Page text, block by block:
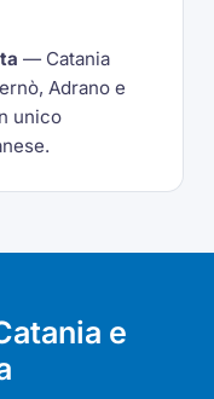
— Catania
Adrano e
unico
e